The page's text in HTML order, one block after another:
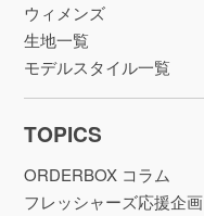
ウィメンズ
生地一覧
モデルスタイル一覧
TOPICS
ORDERBOX コラム
フレッシャーズ応援企画